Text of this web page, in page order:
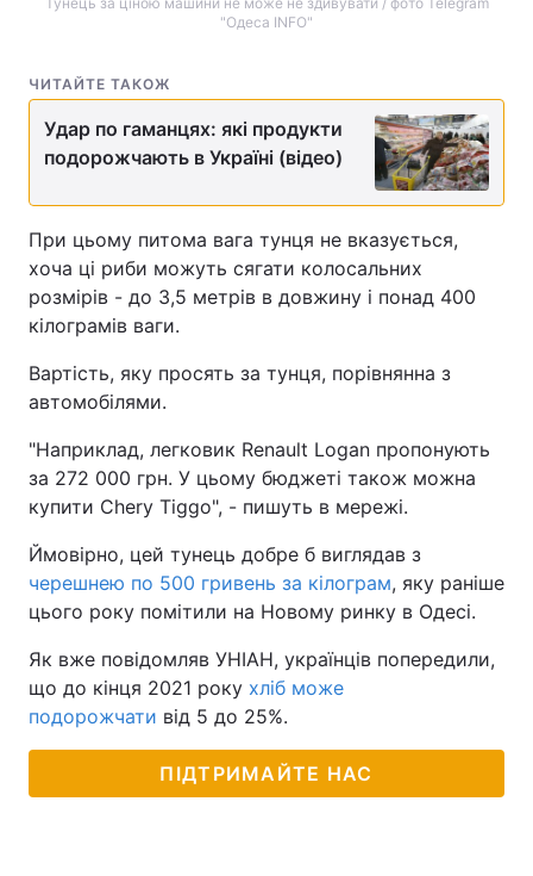
"Одеса INFO"
ЧИТАЙТЕ ТАКОЖ
Удар по гаманцях: які продукти
подорожчають в Україні (відео)
При цьому питома вага тунця не вказується,
хоча ці риби можуть сягати колосальних
розмірів - до 3,5 метрів в довжину і понад 400
кілограмів ваги.
Вартість, яку просять за тунця, порівнянна з
автомобілями.
"Наприклад, легковик Renault Logan пропонують
за 272 000 грн. У цьому бюджеті також можна
купити Chery Tiggo", - пишуть в мережі.
Ймовірно, цей тунець добре б виглядав з
черешнею по 500 гривень за кілограм, яку раніше
цього року помітили на Новому ринку в Одесі.
Як вже повідомляв УНІАН, українців попередили,
що до кінця 2021 року хліб може
подорожчати від 5 до 25%.
ПІДТРИМАЙТЕ НАС